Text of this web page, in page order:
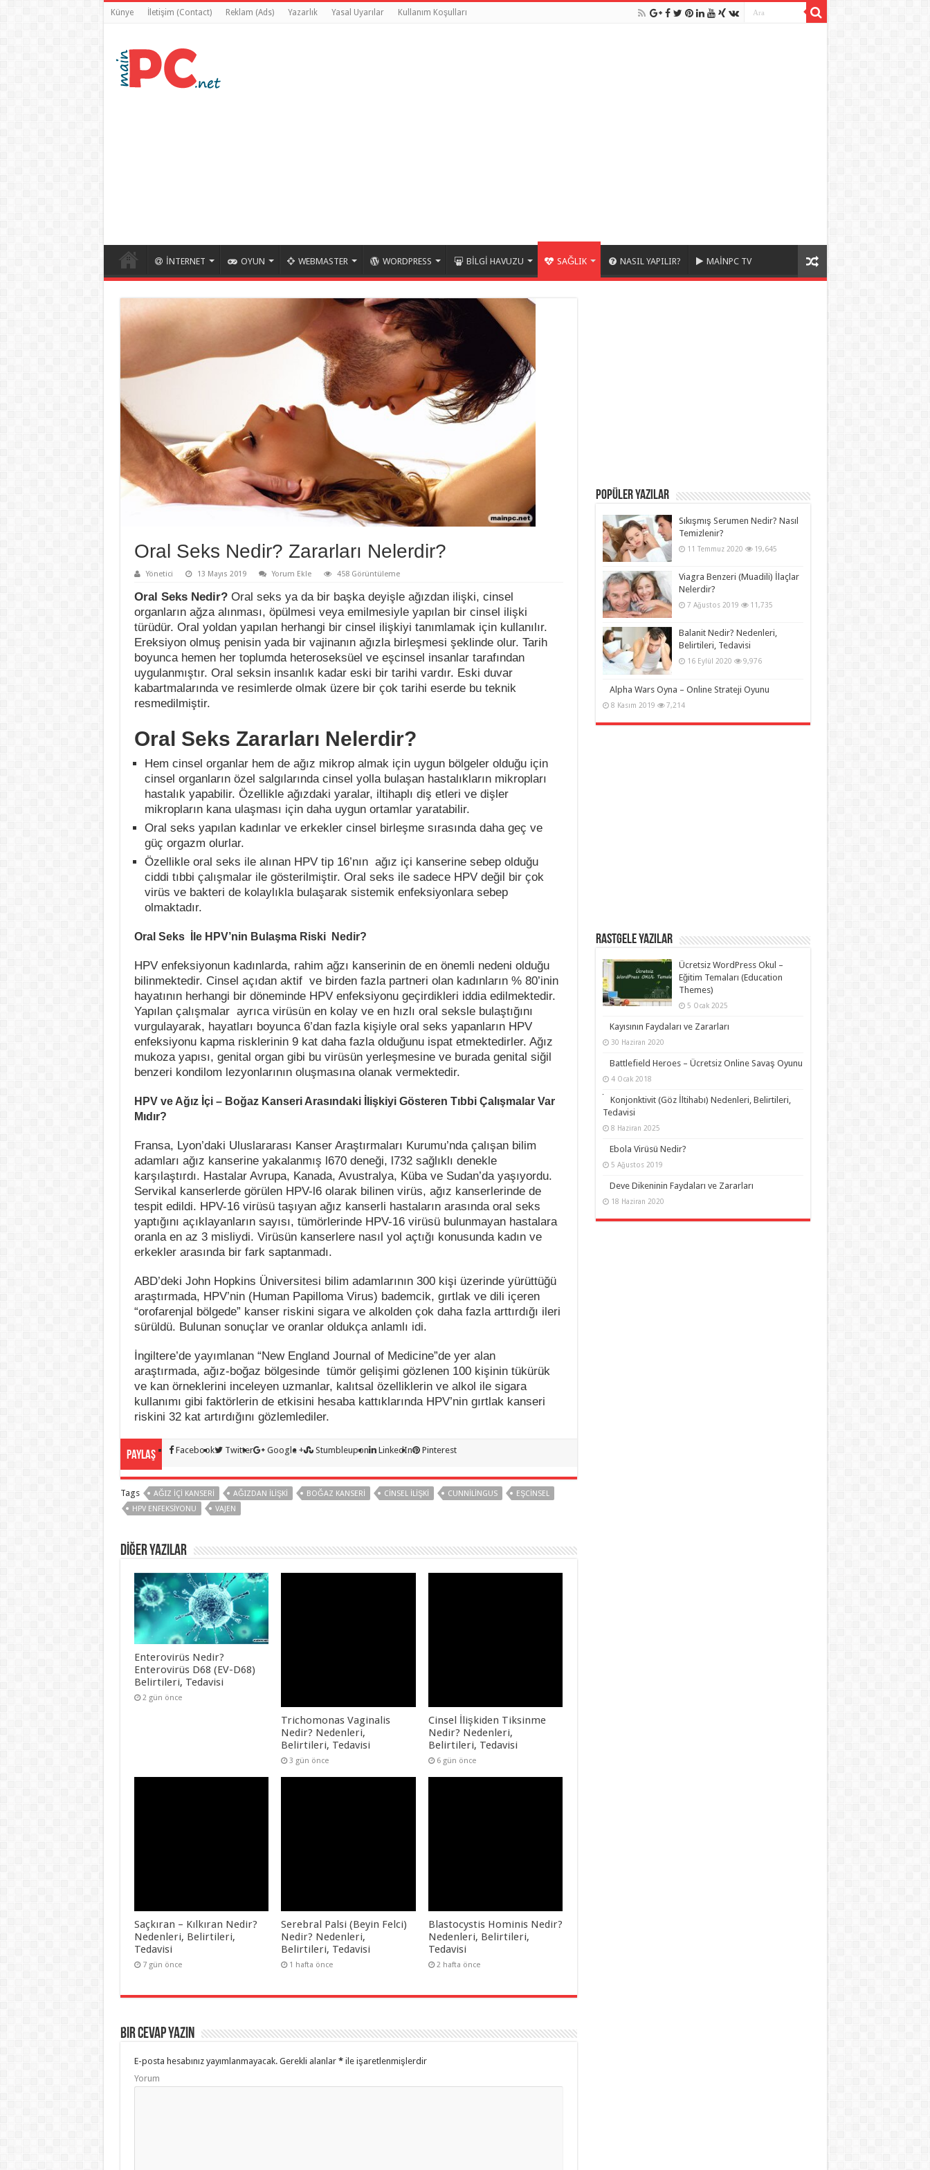
Künye İletişim (Contact) Reklam (Ads) Yazarlık Yasal Uyarılar Kullanım Koşulları
İNTERNET OYUN WEBMASTER WORDPRESS BİLGİ HAVUZU SAĞLIK NASIL YAPILIR? MAİNPC TV
Oral Seks Nedir? Zararları Nelerdir?
Yönetici 13 Mayıs 2019 Yorum Ekle 458 Görüntüleme
Oral Seks Nedir?Oral seks ya da bir başka deyişle ağızdan ilişki, cinsel
organların ağza alınması, öpülmesi veya emilmesiyle yapılan bir cinsel ilişki
türüdür. Oral yoldan yapılan herhangi bir cinsel ilişkiyi tanımlamak için kullanılır.
Ereksiyon olmuş penisin yada bir vajinanın ağızla birleşmesi şeklinde olur. Tarih
boyunca hemen her toplumda heteroseksüel ve eşcinsel insanlar tarafından
uygulanmıştır. Oral seksin insanlık kadar eski bir tarihi vardır. Eski duvar
kabartmalarında ve resimlerde olmak üzere bir çok tarihi eserde bu teknik
resmedilmiştir.
Oral Seks Zararları Nelerdir?
Hem cinsel organlar hem de ağız mikrop almak için uygun bölgeler olduğu için
cinsel organların özel salgılarında cinsel yolla bulaşan hastalıkların mikropları
hastalık yapabilir. Özellikle ağızdaki yaralar, iltihaplı diş etleri ve dişler
mikropların kana ulaşması için daha uygun ortamlar yaratabilir.
Oral seks yapılan kadınlar ve erkekler cinsel birleşme sırasında daha geç ve
güç orgazm olurlar.
Özellikle oral seks ile alınan HPV tip 16’nın ağız içi kanserine sebep olduğu
ciddi tıbbi çalışmalar ile gösterilmiştir. Oral seks ile sadece HPV değil bir çok
virüs ve bakteri de kolaylıkla bulaşarak sistemik enfeksiyonlara sebep
olmaktadır.
Oral Seks İle HPV’nin Bulaşma Riski Nedir?
HPV enfeksiyonun kadınlarda, rahim ağzı kanserinin de en önemli nedeni olduğu
bilinmektedir. Cinsel açıdan aktif ve birden fazla partneri olan kadınların % 80’inin
hayatının herhangi bir döneminde HPV enfeksiyonu geçirdikleri iddia edilmektedir.
Yapılan çalışmalar ayrıca virüsün en kolay ve en hızlı oral seksle bulaştığını
vurgulayarak, hayatları boyunca 6’dan fazla kişiyle oral seks yapanların HPV
enfeksiyonu kapma risklerinin 9 kat daha fazla olduğunu ispat etmektedirler. Ağız
mukoza yapısı, genital organ gibi bu virüsün yerleşmesine ve burada genital siğil
benzeri kondilom lezyonlarının oluşmasına olanak vermektedir.
HPV ve Ağız İçi – Boğaz Kanseri Arasındaki İlişkiyi Gösteren Tıbbi Çalışmalar Var
Mıdır?
Fransa, Lyon’daki Uluslararası Kanser Araştırmaları Kurumu’nda çalışan bilim
adamları ağız kanserine yakalanmış l670 deneği, l732 sağlıklı denekle
karşılaştırdı. Hastalar Avrupa, Kanada, Avustralya, Küba ve Sudan’da yaşıyordu.
Servikal kanserlerde görülen HPV-l6 olarak bilinen virüs, ağız kanserlerinde de
tespit edildi. HPV-16 virüsü taşıyan ağız kanserli hastaların arasında oral seks
yaptığını açıklayanların sayısı, tümörlerinde HPV-16 virüsü bulunmayan hastalara
oranla en az 3 misliydi. Virüsün kanserlere nasıl yol açtığı konusunda kadın ve
erkekler arasında bir fark saptanmadı.
ABD’deki John Hopkins Üniversitesi bilim adamlarının 300 kişi üzerinde yürüttüğü
araştırmada, HPV’nin (Human Papilloma Virus) bademcik, gırtlak ve dili içeren
“orofarenjal bölgede” kanser riskini sigara ve alkolden çok daha fazla arttırdığı ileri
sürüldü. Bulunan sonuçlar ve oranlar oldukça anlamlı idi.
İngiltere’de yayımlanan “New England Journal of Medicine”de yer alan
araştırmada, ağız-boğaz bölgesinde tümör gelişimi gözlenen 100 kişinin tükürük
ve kan örneklerini inceleyen uzmanlar, kalıtsal özelliklerin ve alkol ile sigara
kullanımı gibi faktörlerin de etkisini hesaba kattıklarında HPV’nin gırtlak kanseri
riskini 32 kat artırdığını gözlemlediler.
Paylaş Facebook Twitter Google + Stumbleupon LinkedIn Pinterest
Tags AĞIZ IÇI KANSERI AĞIZDAN ILIŞKI BOĞAZ KANSERI CINSEL ILIŞKI CUNNILINGUS
EŞCINSEL
HPV ENFEKSIYONU
VAJEN
DİĞER YAZILAR
Enterovirüs Nedir?
Enterovirüs D68 (EV-D68)
Belirtileri, Tedavisi
2 gün önce
Trichomonas Vaginalis
Nedir? Nedenleri,
Belirtileri, Tedavisi
3 gün önce
Cinsel İlişkiden Tiksinme
Nedir? Nedenleri,
Belirtileri, Tedavisi
6 gün önce
Saçkıran – Kılkıran Nedir?
Nedenleri, Belirtileri,
Tedavisi
7 gün önce
Serebral Palsi (Beyin Felci)
Nedir? Nedenleri,
Belirtileri, Tedavisi
1 hafta önce
Blastocystis Hominis Nedir?
Nedenleri, Belirtileri,
Tedavisi
2 hafta önce
Bir Cevap Yazın
E-posta hesabınız yayımlanmayacak.Gerekli alanlar *ile işaretlenmişlerdir
Yorum
POPÜLER YAZILAR
Sıkışmış Serumen Nedir? Nasıl
Temizlenir?
11 Temmuz 2020 19,645
Viagra Benzeri (Muadili) İlaçlar
Nelerdir?
7 Ağustos 2019 11,735
Balanit Nedir? Nedenleri,
Belirtileri, Tedavisi
16 Eylül 2020 9,976
Alpha Wars Oyna – Online Strateji Oyunu
8 Kasım 2019 7,214
RASTGELE YAZILAR
Ücretsiz WordPress Okul –
Eğitim Temaları (Education
Themes)
5 Ocak 2025
Kayısının Faydaları ve Zararları
30 Haziran 2020
Battlefield Heroes – Ücretsiz Online Savaş Oyunu
4 Ocak 2018
Konjonktivit (Göz İltihabı) Nedenleri, Belirtileri,
Tedavisi
8 Haziran 2025
Ebola Virüsü Nedir?
5 Ağustos 2019
Deve Dikeninin Faydaları ve Zararları
18 Haziran 2020